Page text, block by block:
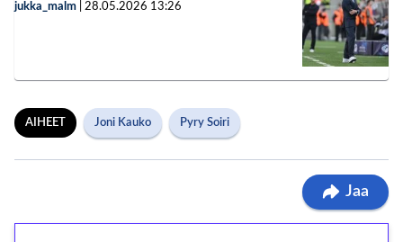
jukka_malm 28.05.2026 13:26
AIHEET Joni Kauko Pyry Soiri
Jaa